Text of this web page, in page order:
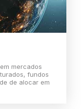
mercados
fundos
de alocar em